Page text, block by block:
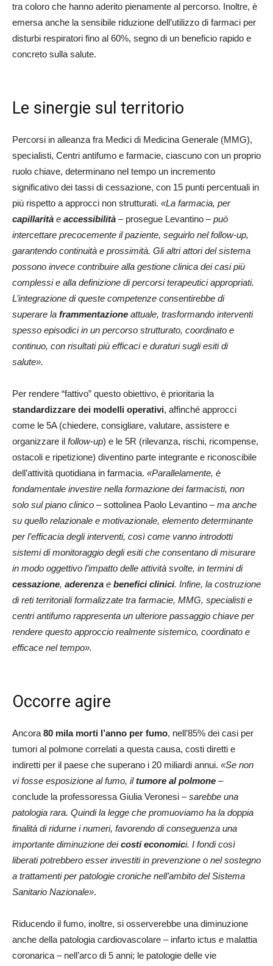
tra coloro che hanno aderito pienamente al percorso. Inoltre, è
emersa anche la sensibile riduzione dell’utilizzo di farmaci per
disturbi respiratori fino al 60%, segno di un beneficio rapido e
concreto sulla salute.
Le sinergie sul territorio
Percorsi in alleanza fra Medici di Medicina Generale (MMG),
specialisti, Centri antifumo e farmacie, ciascuno con un proprio
ruolo chiave, determinano nel tempo un incremento
significativo dei tassi di cessazione, con 15 punti percentuali in
più rispetto a approcci non strutturati. «La farmacia, per
capillarità e accessibilità – prosegue Levantino –può
intercettare precocemente il paziente, seguirlo nel follow-up,
garantendo continuità e prossimità. Gli altri attori del sistema
possono invece contribuire alla gestione clinica dei casi più
complessi e alla definizione di percorsi terapeutici appropriati.
L’integrazione di queste competenze consentirebbe di
superare la frammentazione attuale, trasformando interventi
spesso episodici in un percorso strutturato, coordinato e
continuo, con risultati più efficaci e duraturi sugli esiti di
salute».
Per rendere “fattivo” questo obiettivo, è prioritaria la
standardizzare dei modelli operativi, affinché approcci
come le 5A (chiedere, consigliare, valutare, assistere e
organizzare il follow-up) e le 5R (rilevanza, rischi, ricompense,
ostacoli e ripetizione) diventino parte integrante e riconoscibile
dell’attività quotidiana in farmacia. «Parallelamente, è
fondamentale investire nella formazione dei farmacisti, non
solo sul piano clinico – sottolinea Paolo Levantino –ma anche
su quello relazionale e motivazionale, elemento determinante
per l’efficacia degli interventi, così come vanno introdotti
sistemi di monitoraggio degli esiti che consentano di misurare
in modo oggettivo l’impatto delle attività svolte, in termini di
cessazione, aderenza e benefici clinici. Infine, la costruzione
di reti territoriali formalizzate tra farmacie, MMG, specialisti e
centri antifumo rappresenta un ulteriore passaggio chiave per
rendere questo approccio realmente sistemico, coordinato e
efficace nel tempo».
Occorre agire
Ancora 80 mila morti l’anno per fumo, nell’85% dei casi per
tumori al polmone correlati a questa causa, costi diretti e
indiretti per il paese che superano i 20 miliardi annui. «Se non
vi fosse esposizione al fumo, iltumore al polmone –
conclude la professoressa Giulia Veronesi –sarebbe una
patologia rara. Quindi la legge che promuoviamo ha la doppia
finalità di ridurne i numeri, favorendo di conseguenza una
importante diminuzione deicosti economici. I fondi così
liberati potrebbero esser investiti in prevenzione o nel sostegno
a trattamenti per patologie croniche nell’ambito del Sistema
Sanitario Nazionale».
Riducendo il fumo, inoltre, si osserverebbe una diminuzione
anche della patologia cardiovascolare – infarto ictus e malattia
coronarica – nell’arco di 5 anni; le patologie delle vie